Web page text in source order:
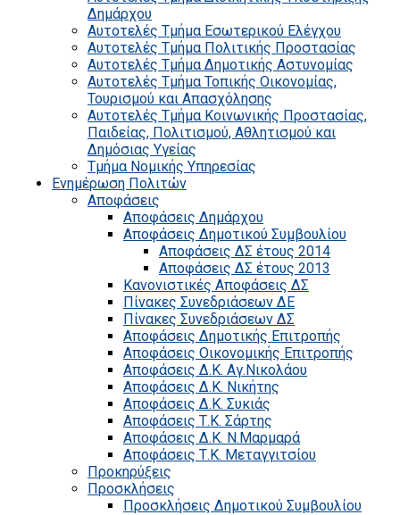
Δημάρχου
Αυτοτελές Τμήμα Εσωτερικού Ελέγχου
Αυτοτελές Τμήμα Πολιτικής Προστασίας
Αυτοτελές Τμήμα Δημοτικής Αστυνομίας
Αυτοτελές Τμήμα Τοπικής Οικονομίας,
Τουρισμού και Απασχόλησης
Αυτοτελές Τμήμα Κοινωνικής Προστασίας,
Παιδείας, Πολιτισμού, Αθλητισμού και
Δημόσιας Υγείας
Τμήμα Νομικής Υπηρεσίας
Ενημέρωση Πολιτών
Αποφάσεις
Αποφάσεις Δημάρχου
Αποφάσεις Δημοτικού Συμβουλίου
Αποφάσεις ΔΣ έτους 2014
Αποφάσεις ΔΣ έτους 2013
Κανονιστικές Αποφάσεις ΔΣ
Πίνακες Συνεδριάσεων ΔΕ
Πίνακες Συνεδριάσεων ΔΣ
Αποφάσεις Δημοτικής Επιτροπής
Αποφάσεις Οικονομικής Επιτροπής
Αποφάσεις Δ.Κ. Αγ.Νικολάου
Αποφάσεις Δ.Κ. Νικήτης
Αποφάσεις Δ.Κ. Συκιάς
Αποφάσεις Τ.Κ. Σάρτης
Αποφάσεις Δ.Κ. Ν.Μαρμαρά
Αποφάσεις Τ.Κ. Μεταγγιτσίου
Προκηρύξεις
Προσκλήσεις
Προσκλήσεις Δημοτικού Συμβουλίου